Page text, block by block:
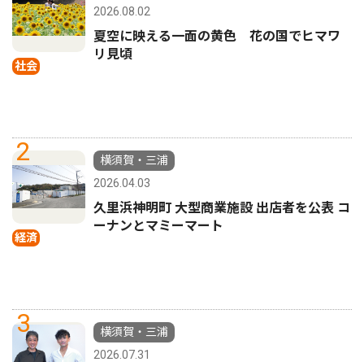
社会
2026.08.02
夏空に映える一面の黄色 花の国でヒマワ
リ見頃
2
経済
横須賀・三浦
2026.04.03
久里浜神明町 大型商業施設 出店者を公表 コ
ーナンとマミーマート
3
横須賀・三浦
2026.07.31